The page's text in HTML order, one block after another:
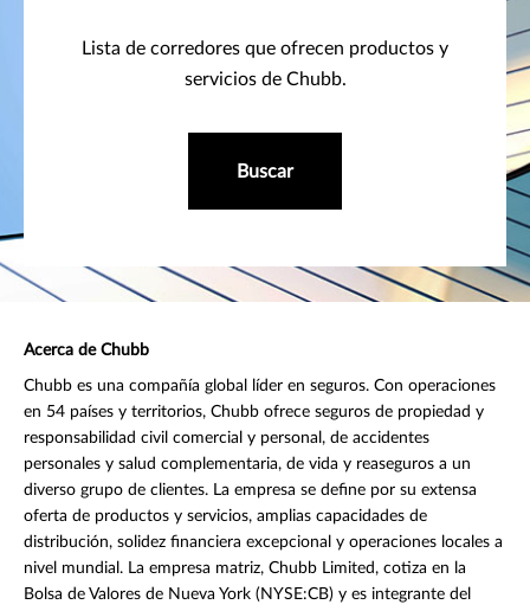
Lista de corredores que ofrecen productos y
servicios de Chubb.
Buscar
Acerca de Chubb
Chubb es una compañía global líder en seguros. Con operaciones
en 54 países y territorios, Chubb ofrece seguros de propiedad y
responsabilidad civil comercial y personal, de accidentes
personales y salud complementaria, de vida y reaseguros a un
diverso grupo de clientes. La empresa se define por su extensa
oferta de productos y servicios, amplias capacidades de
distribución, solidez financiera excepcional y operaciones locales a
nivel mundial. La empresa matriz, Chubb Limited, cotiza en la
Bolsa de Valores de Nueva York (NYSE:CB) y es integrante del